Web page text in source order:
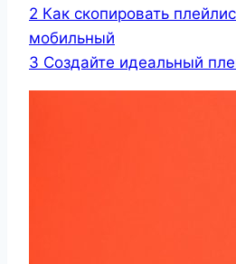
2 Как скопировать
мобильный
3 Создайте идеальный